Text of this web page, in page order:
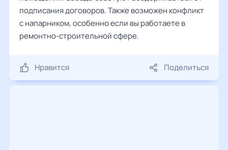
подписания договоров. Также возможен конфликт
с напарником, особенно если вы работаете в
ремонтно-строительной сфере.
Нравится Поделиться